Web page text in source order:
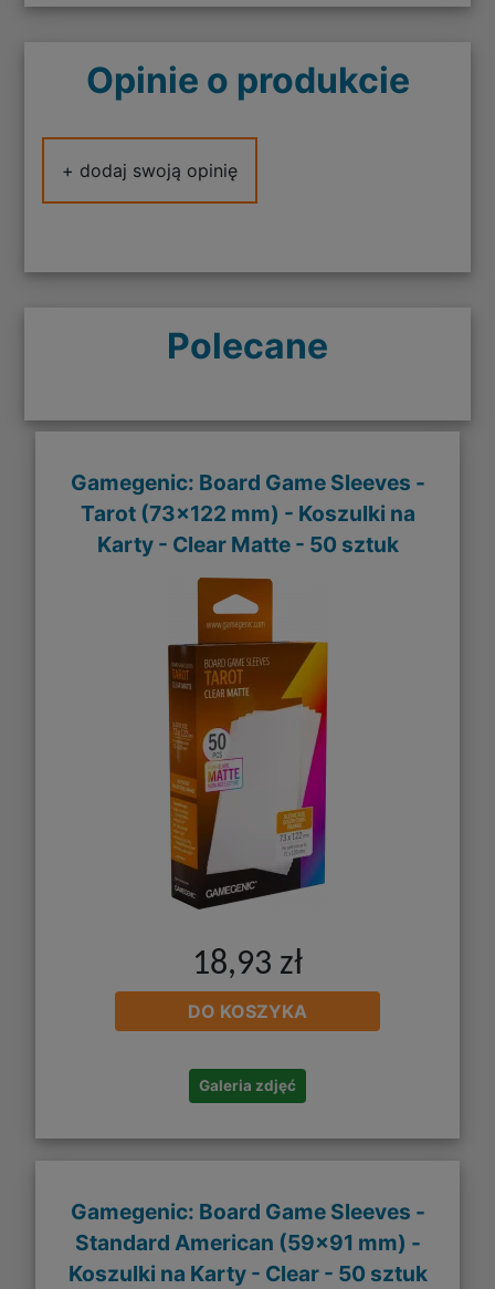
Opinie o produkcie
+ dodaj swoją opinię
Polecane
Gamegenic: Board Game Sleeves -
Tarot (73x122 mm) - Koszulki na
Karty - Clear Matte - 50 sztuk
18,93 zł
DO KOSZYKA
Galeria zdjęć
Gamegenic: Board Game Sleeves -
Standard American (59x91 mm) -
Koszulki na Karty - Clear - 50 sztuk